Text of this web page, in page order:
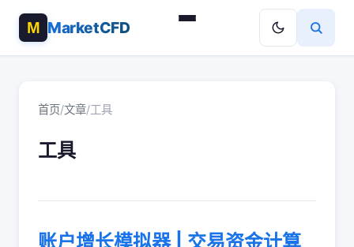
MarketCFD
首页/文章/工具
工具
账户增长模拟器 | 交易资金计算